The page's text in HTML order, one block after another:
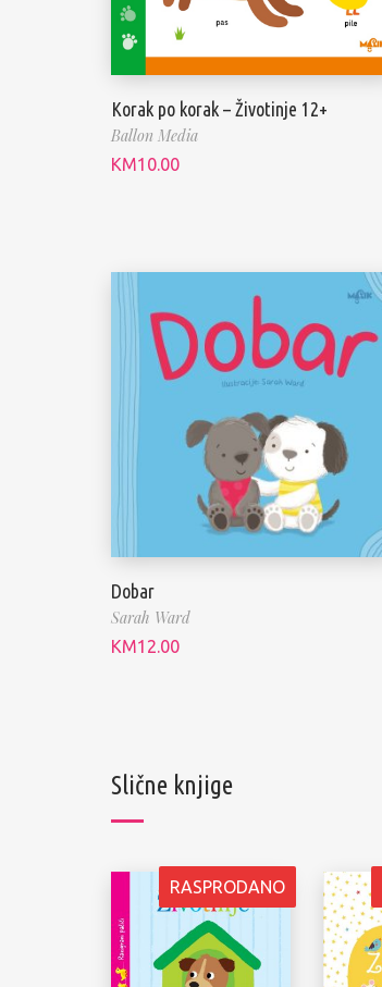
Korak po korak – Životinje 12+
Ballon Media
KM10.00
Dobar
Sarah Ward
KM12.00
Slične knjige
RASPRODANO